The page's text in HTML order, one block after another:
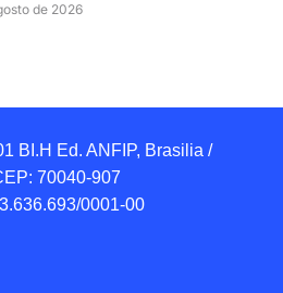
de 2026
BI.H Ed. ANFIP, Brasilia /
70040-907
0001-00